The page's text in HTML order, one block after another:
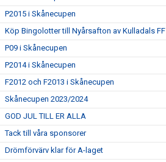
P2015 i Skånecupen
Köp Bingolotter till Nyårsafton av Kulladals FF
P09 i Skånecupen
P2014 i Skånecupen
F2012 och F2013 i Skånecupen
Skånecupen 2023/2024
GOD JUL TILL ER ALLA
Tack till våra sponsorer
Drömförvärv klar för A-laget